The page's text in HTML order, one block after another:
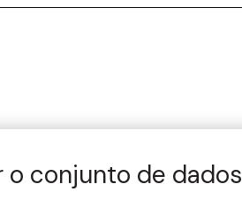
o conjunto de dados